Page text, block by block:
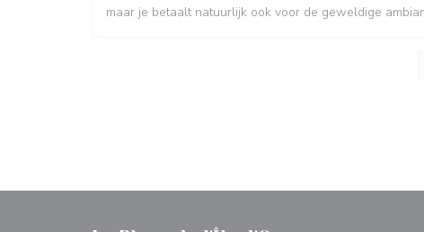
maar je betaalt natuurlijk ook voor de geweldige